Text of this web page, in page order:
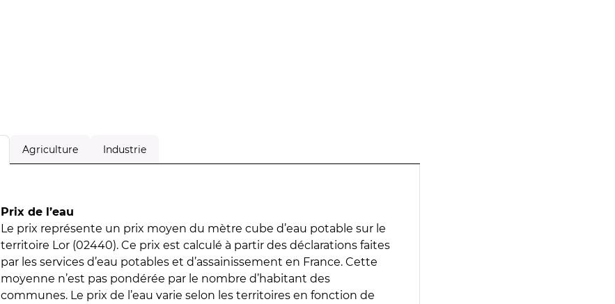
Agriculture Industrie
Prix de l’eau
Le prix représente un prix moyen du mètre cube d’eau potable sur le
territoire Lor (02440). Ce prix est calculé à partir des déclarations faites
par les services d’eau potables et d’assainissement en France. Cette
moyenne n’est pas pondérée par le nombre d’habitant des
communes. Le prix de l’eau varie selon les territoires en fonction de